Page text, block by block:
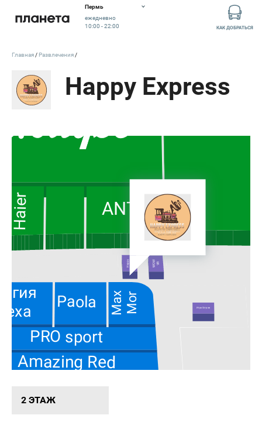
Пермь
ежедневно
10:00 - 22:00
КАК ДОБРАТЬСЯ
Happy Express
2 ЭТАЖ
Haier ANTA
Paola Max Mor
PRO sport
Amazing Red
WOW VR
ИгроОстров
HappyExpress
Главная Развлечения